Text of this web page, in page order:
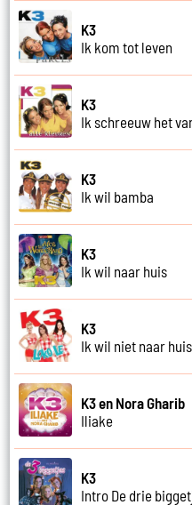
K3
Ik kom tot leven
K3
Ik schreeuw het
K3
Ik wil bamba
K3
Ik wil naar huis
K3
Ik wil niet naar
K3 en Nora Gharib
Iliake
K3
Intro De drie